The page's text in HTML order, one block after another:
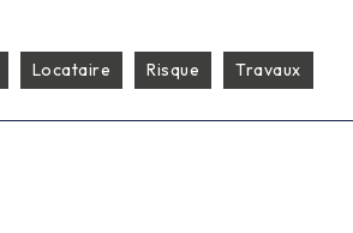
Locataire Risque Travaux